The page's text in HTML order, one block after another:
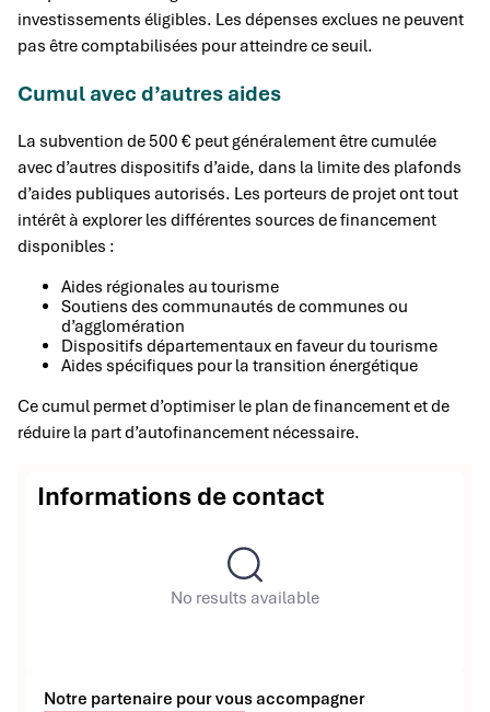
investissements éligibles. Les dépenses exclues ne peuvent
pas être comptabilisées pour atteindre ce seuil.
Cumul avec d’autres aides
La subvention de 500 € peut généralement être cumulée
avec d’autres dispositifs d’aide, dans la limite des plafonds
d’aides publiques autorisés. Les porteurs de projet ont tout
intérêt à explorer les différentes sources de financement
disponibles :
Aides régionales au tourisme
Soutiens des communautés de communes ou
d’agglomération
Dispositifs départementaux en faveur du tourisme
Aides spécifiques pour la transition énergétique
Ce cumul permet d’optimiser le plan de financement et de
réduire la part d’autofinancement nécessaire.
Informations de contact
No results available
Notre partenaire pour vous accompagner